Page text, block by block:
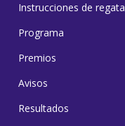
Instrucciones de regata
Programa
Premios
Avisos
Resultados